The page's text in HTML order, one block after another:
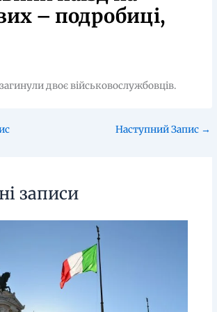
– подробиці,
загинули двоє військовослужбовців.
Наступний Запис →
записи